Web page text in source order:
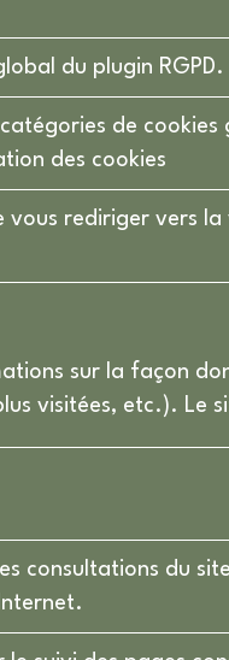
du plugin RGPD.
catégories de
des cookies
vous rediriger vers
sur la façon
visitées, etc.). Le
consultations du